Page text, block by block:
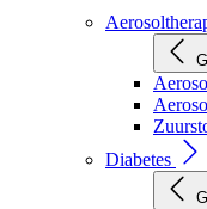
Diabetes